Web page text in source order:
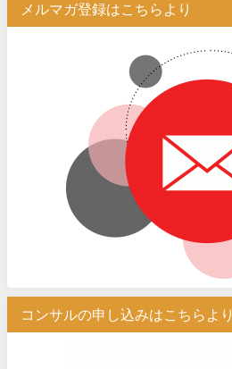
メルマガ登録はこちらより
コンサルの申し込みはこちらより